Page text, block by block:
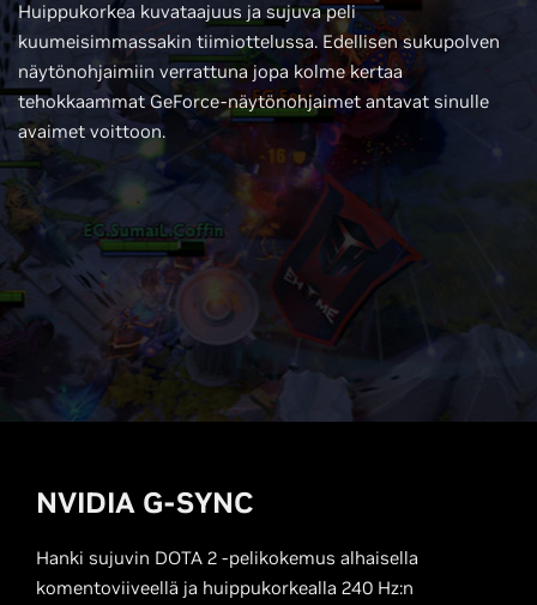
Huippukorkea kuvataajuus ja sujuva peli
kuumeisimmassakin tiimiottelussa. Edellisen sukupolven
näytönohjaimiin verrattuna jopa kolme kertaa
tehokkaammat GeForce-näytönohjaimet antavat sinulle
avaimet voittoon.
NVIDIA G-SYNC
Hanki sujuvin DOTA 2 -pelikokemus alhaisella
komentoviiveellä ja huippukorkealla 240 Hz:n